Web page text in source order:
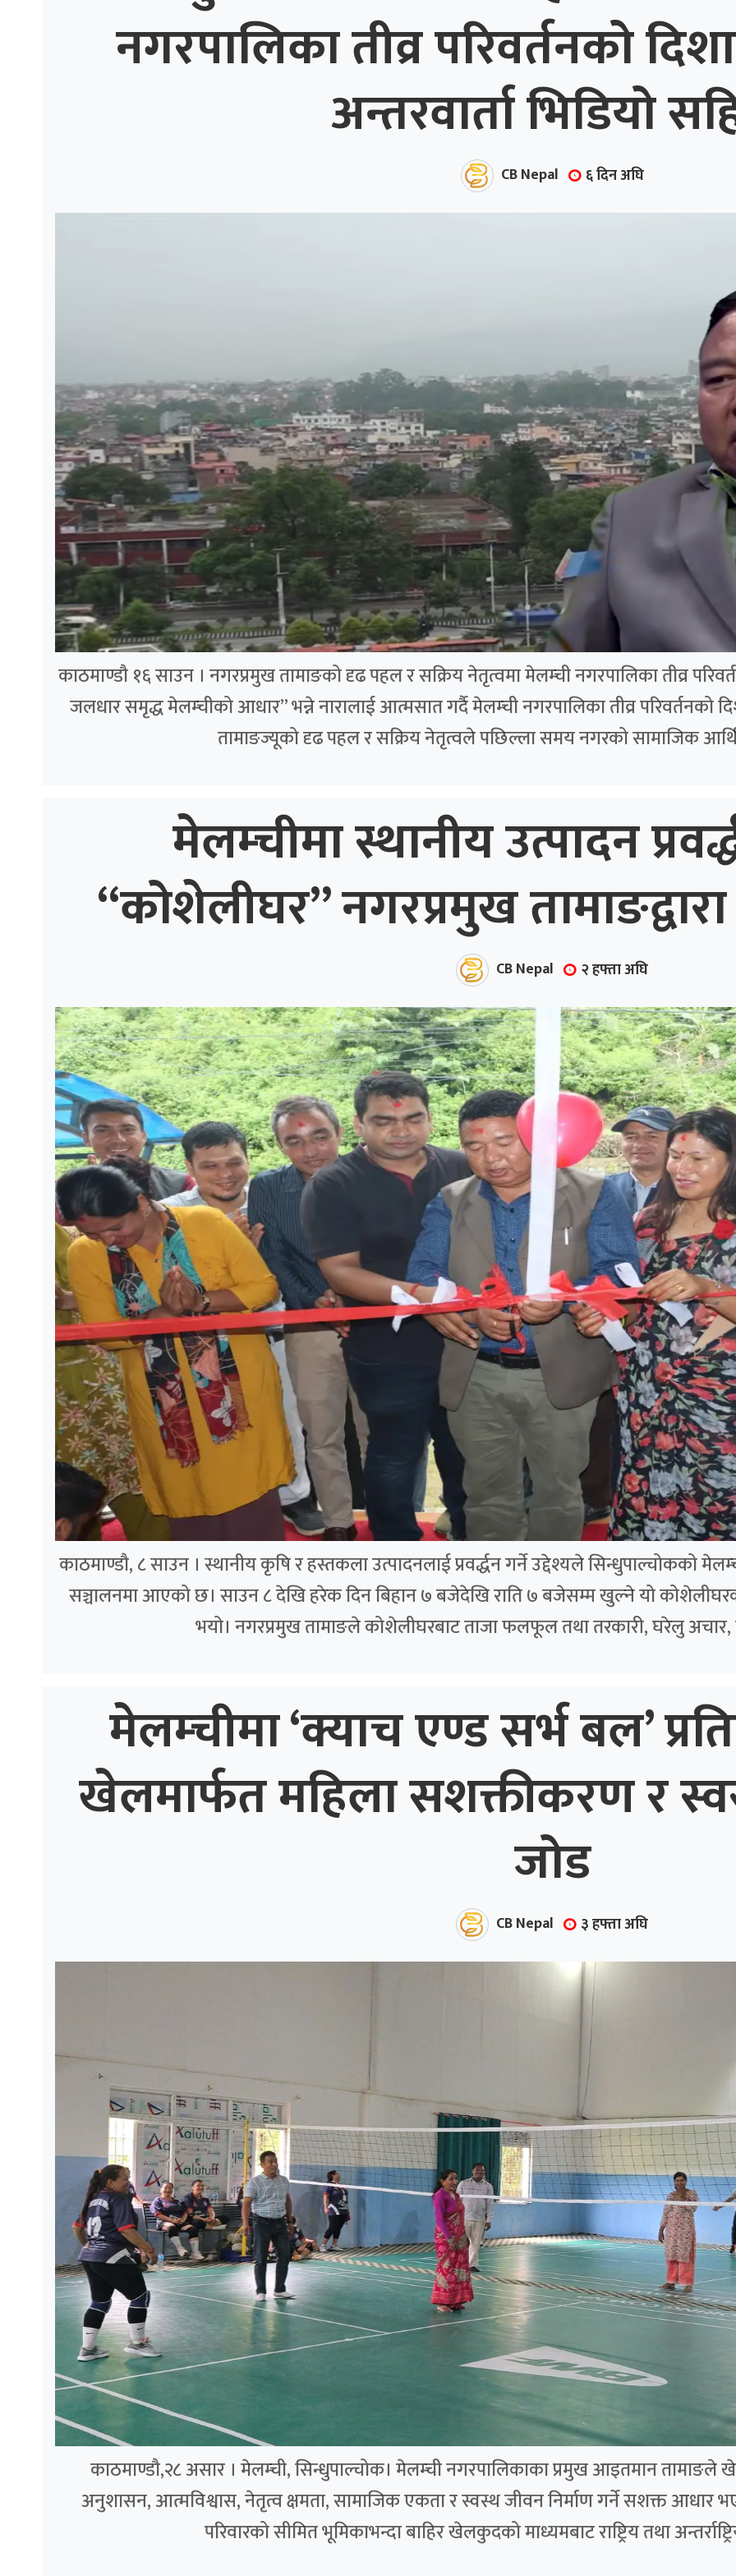
नगरपालिका तीव्र परिवर्तनको
अन्तरवार्ता भिडियो
CB Nepal ६ दिन अघि
काठमाण्डौ १६ साउन । नगरप्रमुख तामाङको दृढ पहल र सक्रिय नेतृत्वमा मेलम्ची नगरपालिका तीव्र
जलधार समृद्ध मेलम्चीको आधार” भन्ने नारालाई आत्मसात गर्दै मेलम्ची नगरपालिका तीव्र परिवर्तनको
तामाङज्यूको दृढ पहल र सक्रिय नेतृत्वले पछिल्ला समय नगरको सामाजिक
मेलम्चीमा स्थानीय उत्पादन
“कोशेलीघर” नगरप्रमुख
CB Nepal २ हफ्ता अघि
काठमाण्डौ, ८ साउन । स्थानीय कृषि र हस्तकला उत्पादनलाई प्रवर्द्धन गर्ने उद्देश्यले सिन्धुपाल्चोकको
सञ्चालनमा आएको छ। साउन ८ देखि हरेक दिन बिहान ७ बजेदेखि राति ७ बजेसम्म खुल्ने यो
भयो। नगरप्रमुख तामाङले कोशेलीघरबाट ताजा फलफूल तथा तरकारी, घरेलु
मेलम्चीमा ‘क्याच एण्ड सर्भ बल’
खेलमार्फत महिला सशक्तीकरण र
जोड
CB Nepal ३ हफ्ता अघि
काठमाण्डौ,२८ असार । मेलम्ची, सिन्धुपाल्चोक। मेलम्ची नगरपालिकाका प्रमुख आइतमान तामाङले
अनुशासन, आत्मविश्वास, नेतृत्व क्षमता, सामाजिक एकता र स्वस्थ जीवन निर्माण गर्ने सशक्त आधार
परिवारको सीमित भूमिकाभन्दा बाहिर खेलकुदको माध्यमबाट राष्ट्रिय तथा